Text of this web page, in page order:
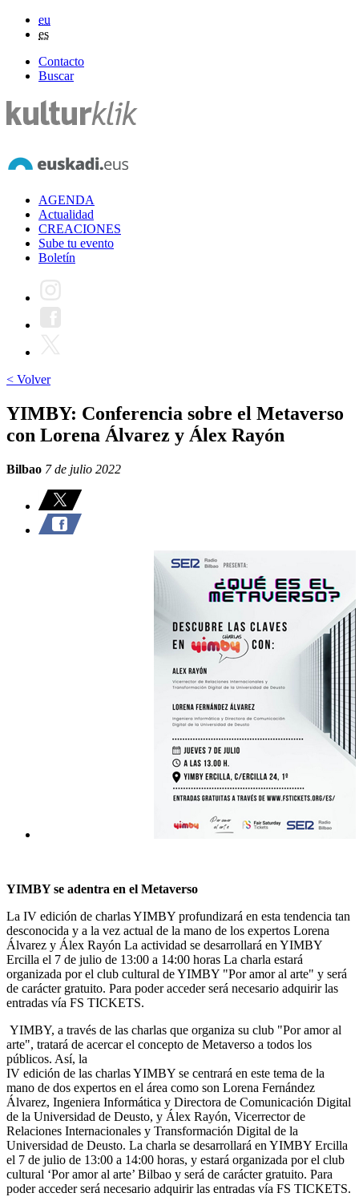
eu
es
Contacto
Buscar
AGENDA
Actualidad
CREACIONES
Sube tu evento
Boletín
< Volver
YIMBY: Conferencia sobre el Metaverso
con Lorena Álvarez y Álex Rayón
Bilbao 7 de julio 2022
YIMBY se adentra en el Metaverso
La IV edición de charlas YIMBY profundizará en esta tendencia tan
desconocida y a la vez actual de la mano de los expertos Lorena
Álvarez y Álex Rayón La actividad se desarrollará en YIMBY
Ercilla el 7 de julio de 13:00 a 14:00 horas La charla estará
organizada por el club cultural de YIMBY "Por amor al arte" y será
de carácter gratuito. Para poder acceder será necesario adquirir las
entradas vía FS TICKETS.
YIMBY, a través de las charlas que organiza su club "Por amor al
arte", tratará de acercar el concepto de Metaverso a todos los
públicos. Así, la
IV edición de las charlas YIMBY se centrará en este tema de la
mano de dos expertos en el área como son Lorena Fernández
Álvarez, Ingeniera Informática y Directora de Comunicación Digital
de la Universidad de Deusto, y Álex Rayón, Vicerrector de
Relaciones Internacionales y Transformación Digital de la
Universidad de Deusto. La charla se desarrollará en YIMBY Ercilla
el 7 de julio de 13:00 a 14:00 horas, y estará organizada por el club
cultural ‘Por amor al arte’ Bilbao y será de carácter gratuito. Para
poder acceder será necesario adquirir las entradas vía FS TICKETS.